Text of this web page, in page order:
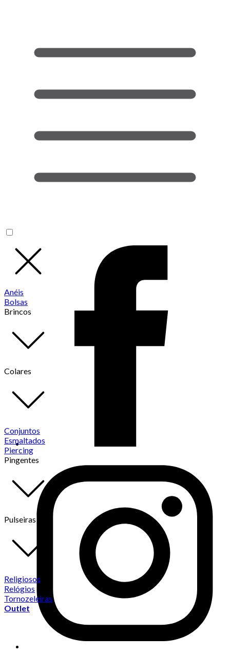
Anéis
Bolsas
Brincos
Colares
Conjuntos
Esmaltados
Piercing
Pingentes
Pulseiras
Religiosos
Relógios
Tornozeleiras
Outlet